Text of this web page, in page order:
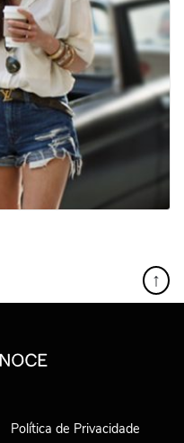
↑
Política de Privacidade